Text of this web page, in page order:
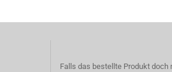
Falls das bestellte Produkt doch